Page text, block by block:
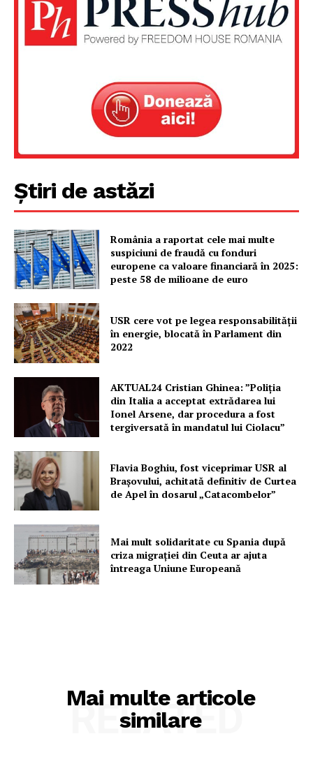
Despre noi / Echipa
Proiecte editoriale
Contact
Știri de astăzi
România a raportat cele mai multe
suspiciuni de fraudă cu fonduri
europene ca valoare financiară în 2025:
peste 58 de milioane de euro
USR cere vot pe legea responsabilității
în energie, blocată în Parlament din
2022
AKTUAL24 Cristian Ghinea: ”Poliția
din Italia a acceptat extrădarea lui
Ionel Arsene, dar procedura a fost
tergiversată în mandatul lui Ciolacu”
Flavia Boghiu, fost viceprimar USR al
Brașovului, achitată definitiv de Curtea
de Apel în dosarul „Catacombelor”
Mai mult solidaritate cu Spania după
criza migrației din Ceuta ar ajuta
întreaga Uniune Europeană
Mai multe articole
similare
RELATED